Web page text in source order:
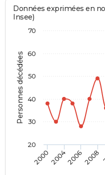
Personnes décédées
Données exprimées en
Insee)
2000200420062008
20
30
40
50
60
70